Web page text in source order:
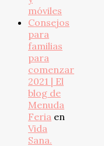
móviles
Consejos
para
familias
para
comenzar
2021 | El
blog de
Menuda
Feria en
Vida
Sana.